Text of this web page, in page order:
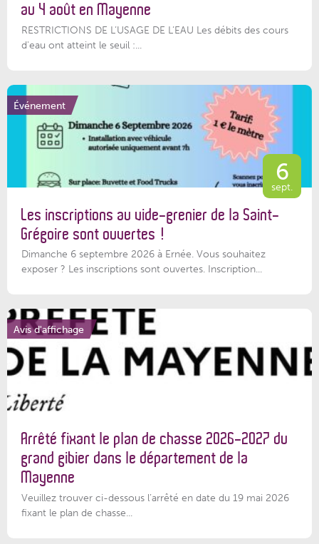
au 4 août en Mayenne
RESTRICTIONS DE L’USAGE DE L’EAU Les débits des cours
d'eau ont atteint le seuil :...
Événement
6
sept.
Les inscriptions au vide-grenier de la Saint-
Grégoire sont ouvertes !
Dimanche 6 septembre 2026 à Ernée. Vous souhaitez
exposer ? Les inscriptions sont ouvertes. Inscription...
Avis d'affichage
Arrêté fixant le plan de chasse 2026-2027 du
grand gibier dans le département de la
Mayenne
Veuillez trouver ci-dessous l’arrêté en date du 19 mai 2026
fixant le plan de chasse...